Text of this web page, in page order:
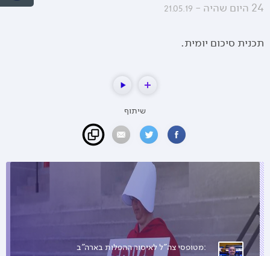
24 היום שהיה - 21.05.19
תכנית סיכום יומית.
שיתוף
:מטופסי צה"ל לאיסור ההפלות בארה"ב